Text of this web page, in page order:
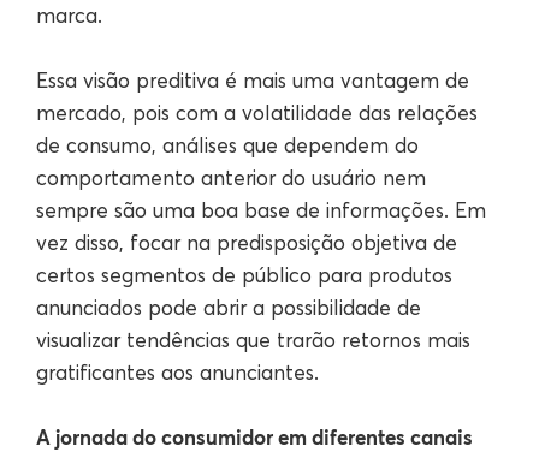
marca.
Essa visão preditiva é mais uma vantagem de
mercado, pois com a volatilidade das relações
de consumo, análises que dependem do
comportamento anterior do usuário nem
sempre são uma boa base de informações. Em
vez disso, focar na predisposição objetiva de
certos segmentos de público para produtos
anunciados pode abrir a possibilidade de
visualizar tendências que trarão retornos mais
gratificantes aos anunciantes.
A jornada do consumidor em diferentes canais